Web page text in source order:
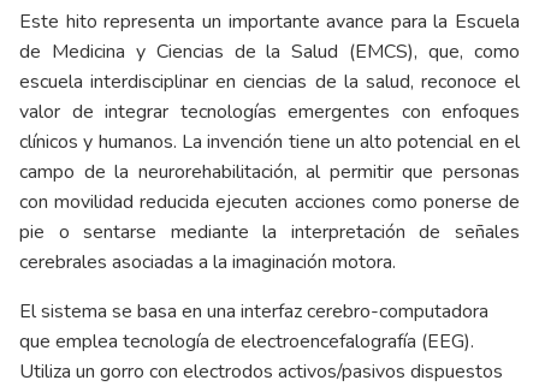
Este hito representa un importante avance para la Escuela
de Medicina y Ciencias de la Salud (EMCS), que, como
escuela interdisciplinar en ciencias de la salud, reconoce el
valor de integrar tecnologías emergentes con enfoques
clínicos y humanos. La invención tiene un alto potencial en el
campo de la neurorehabilitación, al permitir que personas
con movilidad reducida ejecuten acciones como ponerse de
pie o sentarse mediante la interpretación de señales
cerebrales asociadas a la imaginación motora.
El sistema se basa en una interfaz cerebro-computadora
que emplea tecnología de electroencefalografía (EEG).
Utiliza un gorro con electrodos activos/pasivos dispuestos